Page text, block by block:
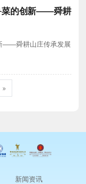
菜的创新——舜耕
——舜耕山庄传承发展
»
新闻资讯